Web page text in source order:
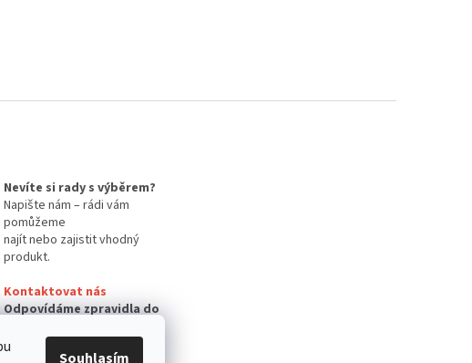
Souhlasím
Nevíte si rady s výběrem?
Napište nám – rádi vám
pomůžeme
najít nebo zajistit vhodný
produkt.
Kontaktovat nás
Odpovídáme zpravidla do